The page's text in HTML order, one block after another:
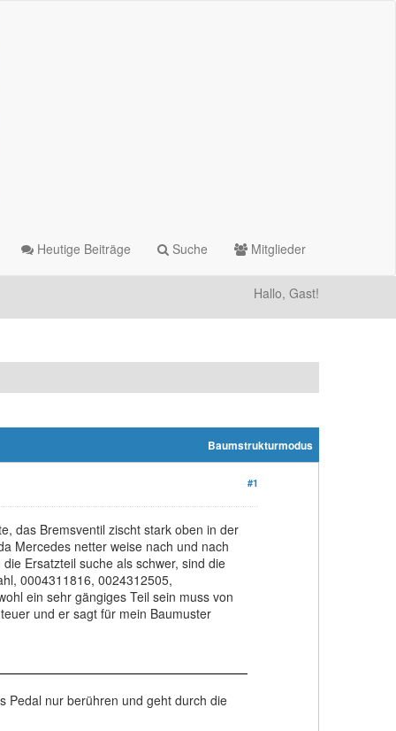
Heutige Beiträge Suche Mitglieder
Hallo, Gast!
Baumstrukturmodus
#1
das Bremsventil zischt stark oben in der
Mercedes netter weise nach und nach
Ersatzteil suche als schwer, sind die
0004311816, 0024312505,
ein sehr gängiges Teil sein muss von
und er sagt für mein Baumuster
Pedal nur berühren und geht durch die